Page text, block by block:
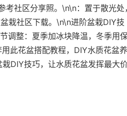
社区分享照。\n\n：置于散光处，
栽社区下载。\n\n进阶盆栽DIY技
调整：夏季加冰块降温，冬季用
此花盆搭配教程，DIY水质花盆
DIY技巧，让水质花盆发挥最大